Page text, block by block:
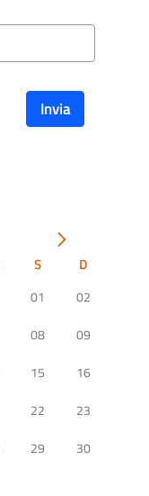
Invia
S
D
01
02
08
09
15
16
22
23
29
30